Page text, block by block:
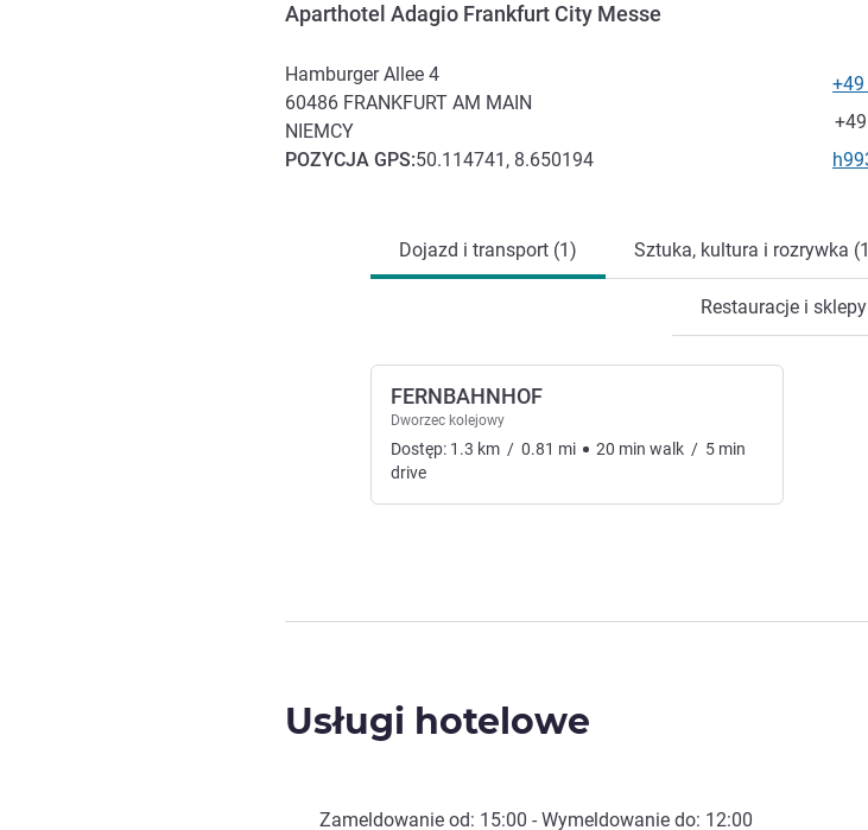
Aparthotel Adagio Frankfurt City Messe
Hamburger Allee 4
60486 FRANKFURT AM MAIN
NIEMCY
POZYCJA GPS:50.114741, 8.650194
Telefon
Dojazd i transport (1) Sztuka, kultura i rozrywka
Restauracje i
FERNBAHNHOF
Dworzec kolejowy
Dostęp: 1.3 km / 0.81 mi 20 min walk / 5 min
drive
Usługi hotelowe
Zameldowanie od: 15:00 - Wymeldowanie do: 12:00